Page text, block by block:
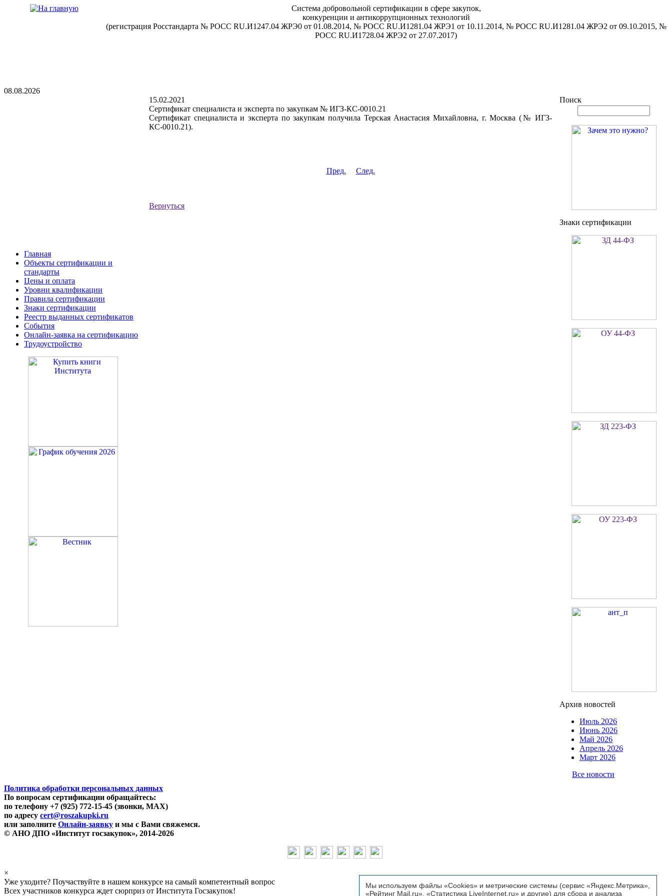
Система добровольной сертификации в сфере закупок,
конкуренции и антикоррупционных технологий
(регистрация Росстандарта № РОСС RU.И1247.04 ЖРЭ0 от 01.08.2014, № РОСС RU.И1281.04 ЖРЭ1 от 10.11.2014, № РОСС RU.И1281.04 ЖРЭ2 от 09.10.2015, №
РОСС RU.И1728.04 ЖРЭ2 от 27.07.2017)
08.08.2026
Главная
Объекты сертификации и
стандарты
Цены и оплата
Уровни квалификации
Правила сертификации
Знаки сертификации
Реестр выданных сертификатов
События
Онлайн-заявка на сертификацию
Трудоустройство
15.02.2021
Сертификат специалиста и эксперта по закупкам № ИГЗ-КС-0010.21
Сертификат специалиста и эксперта по закупкам получила Терская Анастасия Михайловна, г. Москва (№ ИГЗ-
КС-0010.21).
Пред. След.
Вернуться
Поиск
Знаки сертификации
Архив новостей
Июль 2026
Июнь 2026
Май 2026
Апрель 2026
Март 2026
Все новости
Политика обработки персональных данных
По вопросам сертификации обращайтесь:
по телефону +7 (925) 772-15-45 (звонки, MAX)
по адресу cert@roszakupki.ru
или заполните Онлайн-заявку и мы с Вами свяжемся.
© АНО ДПО «Институт госзакупок», 2014-2026
Мы используем файлы «Cookies» и метрические системы (сервис «Яндекс.Метрика»,
«Рейтинг Mail.ru», «Статистика LiveInternet.ru» и другие) для сбора и анализа
×
Уже уходите? Поучаствуйте в нашем конкурсе на самый компетентный вопрос
Всех участников конкурса ждет сюрприз от Института Госзакупок!